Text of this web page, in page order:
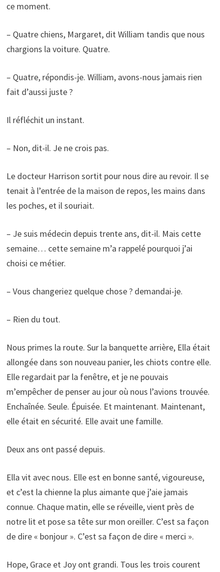
ce moment.
– Quatre chiens, Margaret, dit William tandis que nous
chargions la voiture. Quatre.
– Quatre, répondis-je. William, avons-nous jamais rien
fait d’aussi juste ?
Il réfléchit un instant.
– Non, dit-il. Je ne crois pas.
Le docteur Harrison sortit pour nous dire au revoir. Il se
tenait à l’entrée de la maison de repos, les mains dans
les poches, et il souriait.
– Je suis médecin depuis trente ans, dit-il. Mais cette
semaine… cette semaine m’a rappelé pourquoi j’ai
choisi ce métier.
– Vous changeriez quelque chose ? demandai-je.
– Rien du tout.
Nous primes la route. Sur la banquette arrière, Ella était
allongée dans son nouveau panier, les chiots contre elle.
Elle regardait par la fenêtre, et je ne pouvais
m’empêcher de penser au jour où nous l’avions trouvée.
Enchaînée. Seule. Épuisée. Et maintenant. Maintenant,
elle était en sécurité. Elle avait une famille.
Deux ans ont passé depuis.
Ella vit avec nous. Elle est en bonne santé, vigoureuse,
et c’est la chienne la plus aimante que j’aie jamais
connue. Chaque matin, elle se réveille, vient près de
notre lit et pose sa tête sur mon oreiller. C’est sa façon
de dire « bonjour ». C’est sa façon de dire « merci ».
Hope, Grace et Joy ont grandi. Tous les trois courent